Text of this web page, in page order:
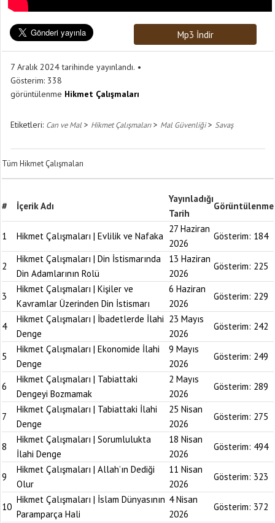
Mp3 İndir
7 Aralık 2024 tarihinde yayınlandı.
Gösterim: 338
görüntülenme Hikmet Çalışmaları
Etiketleri: Can ve Mal> Hikmet Çalışmaları> Mal Güvenliği> Savaş
Tüm Hikmet Çalışmaları
# İçerik Adı
Yayınladığı
Tarih
Görüntülenme
1 Hikmet Çalışmaları | Evlilik ve Nafaka
27 Haziran
2026
Gösterim: 184
2
Hikmet Çalışmaları | Din İstismarında
Din Adamlarının Rolü
13 Haziran
2026
Gösterim: 225
3
Hikmet Çalışmaları | Kişiler ve
Kavramlar Üzerinden Din İstismarı
6 Haziran
2026
Gösterim: 229
4
Hikmet Çalışmaları | İbadetlerde İlahi
Denge
23 Mayıs
2026
Gösterim: 242
5
Hikmet Çalışmaları | Ekonomide İlahi
Denge
9 Mayıs
2026
Gösterim: 249
6
Hikmet Çalışmaları | Tabiattaki
Dengeyi Bozmamak
2 Mayıs
2026
Gösterim: 289
7
Hikmet Çalışmaları | Tabiattaki İlahi
Denge
25 Nisan
2026
Gösterim: 275
8
Hikmet Çalışmaları | Sorumlulukta
İlahi Denge
18 Nisan
2026
Gösterim: 494
9
Hikmet Çalışmaları | Allah’ın Dediği
Olur
11 Nisan
2026
Gösterim: 323
10
Hikmet Çalışmaları | İslam Dünyasının
Paramparça Hali
4 Nisan
2026
Gösterim: 372